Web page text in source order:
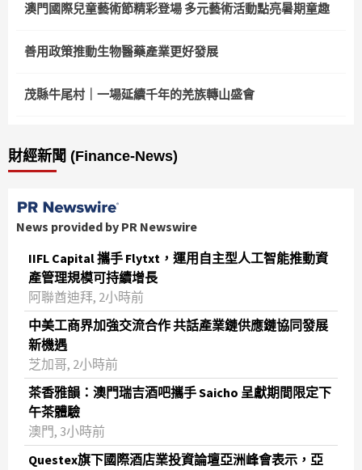
澳門國際兒童藝術節精彩登場 多元藝術活動點亮暑期童趣
善用政策推動生物醫藥產業更好發展
茂縣牛尾村｜一場延續千年的羌族轉山盛會
財經新聞 (Finance-News)
News provided by PR Newswire
IIFL Capital 攜手 Flytxt，運用自主型人工智能推動資
產管理規模可持續增長
阿聯酋迪拜, 2小時前
中美工商界加強交流合作 共話產業鏈供應鏈協同發展
新機遇
芝加哥, 2小時前
茶香雅韻：澳門瑞吉酒吧攜手 Saicho 呈獻期間限定下
午茶體驗
澳門, 3小時前
Questex旗下國際酒店業投資論壇亞洲峰會表示，亞